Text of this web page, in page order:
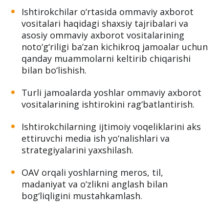
Ishtirokchilar o‘rtasida ommaviy axborot
vositalari haqidagi shaxsiy tajribalari va
asosiy ommaviy axborot vositalarining
noto‘g‘riligi ba’zan kichikroq jamoalar uchun
qanday muammolarni keltirib chiqarishi
bilan bo‘lishish.
Turli jamoalarda yoshlar ommaviy axborot
vositalarining ishtirokini rag‘batlantirish.
Ishtirokchilarning ijtimoiy voqeliklarini aks
ettiruvchi media ish yo‘nalishlari va
strategiyalarini yaxshilash.
OAV orqali yoshlarning meros, til,
madaniyat va o‘zlikni anglash bilan
bog‘liqligini mustahkamlash.